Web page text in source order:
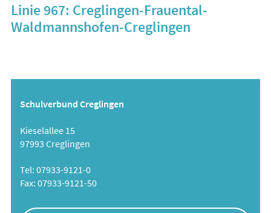
Linie 967: Creglingen-Frauental-
Waldmannshofen-Creglingen
Schulverbund Creglingen
Kieselallee 15
97993 Creglingen
Tel: 07933-9121-0
Fax: 07933-9121-50